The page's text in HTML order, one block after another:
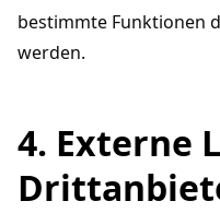
bestimmte Funktionen
werden.
4. Externe